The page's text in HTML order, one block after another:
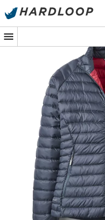
Sommarerbjudanden 🔥 -5